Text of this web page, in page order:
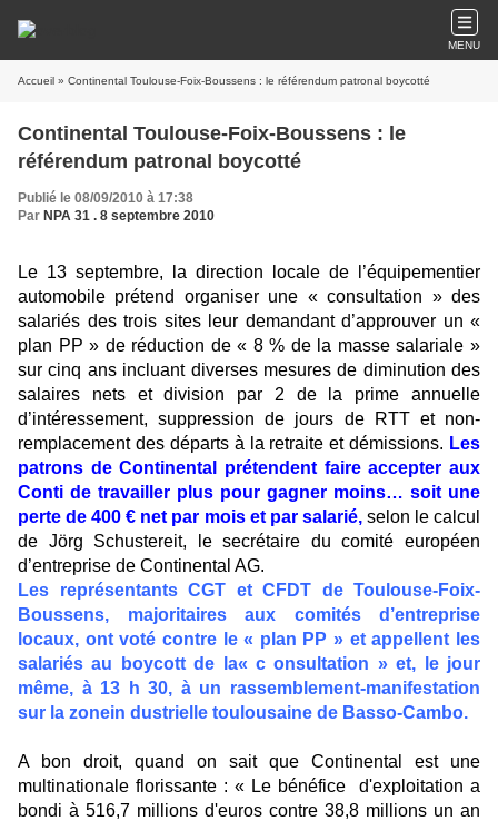
MENU
Accueil » Continental Toulouse-Foix-Boussens : le référendum patronal boycotté
Continental Toulouse-Foix-Boussens : le
référendum patronal boycotté
Publié le 08/09/2010 à 17:38
Par NPA 31 . 8 septembre 2010
Le 13 septembre, la direction locale de l’équipementier
automobile prétend organiser une « consultation » des
salariés des trois sites leur demandant d’approuver un «
plan PP » de réduction de « 8 % de la masse salariale »
sur cinq ans incluant diverses mesures de diminution des
salaires nets et division par 2 de la prime annuelle
d’intéressement, suppression de jours de RTT et non-
remplacement des départs à la retraite et démissions. Les
patrons de Continental prétendent faire accepter aux
Conti de travailler plus pour gagner moins… soit une
perte de 400 € net par mois et par salarié,selon le calcul
de Jörg Schustereit, le secrétaire du comité européen
d’entreprise de Continental AG.
Les représentants CGT et CFDT de Toulouse-Foix-
Boussens, majoritaires aux comités d’entreprise
locaux, ont voté contre le « plan PP » et appellent les
salariés au boycott de la« c onsultation » et, le jour
même, à 13 h 30, à un rassemblement-manifestation
sur la zonein dustrielle toulousaine de Basso-Cambo.
A bon droit, quand on sait que Continental est une
multinationale florissante : « Le bénéfice d'exploitation a
bondi à 516,7 millions d'euros contre 38,8 millions un an